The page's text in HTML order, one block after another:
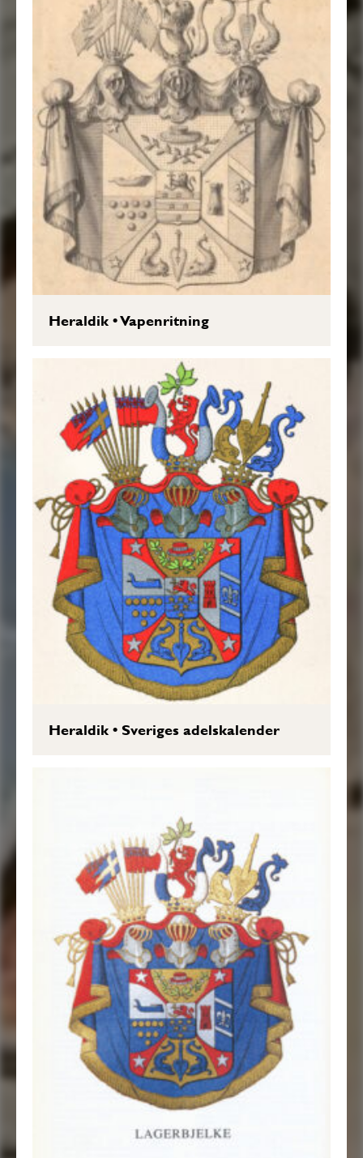
Heraldik•Vapenritning
Heraldik•Sveriges adelskalender